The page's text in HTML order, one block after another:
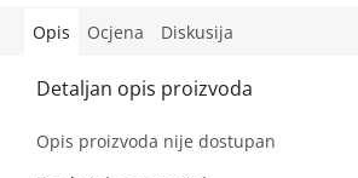
Opis Ocjena Diskusija
Opis proizvoda nije dostupan